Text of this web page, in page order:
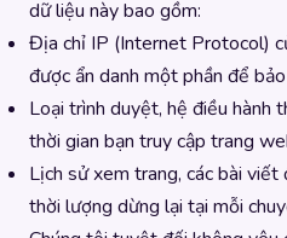
dữ liệu này bao gồm:
Địa chỉ IP (Internet Protocol)
được ẩn danh một phần để
Loại trình duyệt, hệ điều hành
thời gian bạn truy cập trang
Lịch sử xem trang, các bài
thời lượng dừng lại tại mỗi